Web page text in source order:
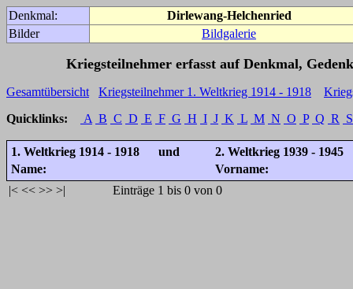
Denkmal:
Dirlewang-Helchenried
Bilder
Bildgalerie
Kriegsteilnehmer erfasst auf Denkmal,
Gesamtübersicht Kriegsteilnehmer 1. Weltkrieg 1914 - 1918
Quicklinks:
A B C D E F G H I J K L M N O P Q R S
1. Weltkrieg 1914 - 1918 und
2. Weltkrieg 1939 - 1945
Name:
Vorname:
|< << >> >| Einträge 1 bis 0 von 0